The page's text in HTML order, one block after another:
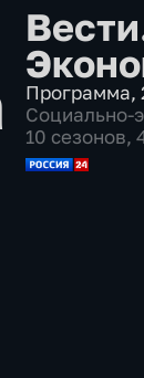
Программа,
Социально-
10 сезонов,